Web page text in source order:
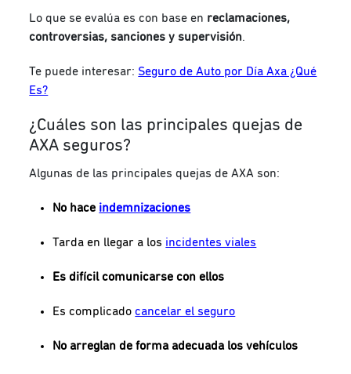
Lo que se evalúa es con base en reclamaciones,
controversias, sanciones y supervisión.
Te puede interesar: Seguro de Auto por Día Axa ¿Qué
Es?
¿Cuáles son las principales quejas de
AXA seguros?
Algunas de las principales quejas de AXA son:
No hace indemnizaciones
Tarda en llegar a los incidentes viales
Es difícil comunicarse con ellos
Es complicadocancelar el seguro
No arreglan de forma adecuada los vehículos